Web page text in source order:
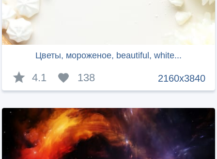
Цветы, мороженое, beautiful, white...
2160x3840
4.1 138